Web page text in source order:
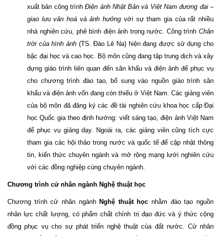
xuất bản công trìnhĐiện ảnh Nhật Bản và Việt Nam đương đại –
giao lưu văn hoá và ảnh hưởng với sự tham gia của rất nhiều
nhà nghiên cứu, phê bình điện ảnh trong nước. Công trình Chân
trời của hình ảnh (TS. Đào Lê Na) hiện đang được sử dụng cho
bậc đại học và cao học. Bộ môn cũng đang tập trung dịch và xây
dựng giáo trình liên quan đến sân khấu và điện ảnh để phục vụ
cho chương trình đào tạo, bổ sung vào nguồn giáo trình sân
khấu và điện ảnh vốn đang còn thiếu ở Việt Nam. Các giảng viên
của bộ môn đã đăng ký các đề tài nghiên cứu khoa học cấp Đại
học Quốc gia theo định hướng: viết sáng tạo, điện ảnh Việt Nam
để phục vụ giảng dạy. Ngoài ra, các giảng viên cũng tích cực
tham gia các hội thảo trong nước và quốc tế để cập nhật thông
tin, kiến thức chuyên ngành và mở rộng mạng lưới nghiên cứu
với các đồng nghiệp cùng chuyên ngành.
Chương trình cử nhân ngành Nghệ thuật học
Chương trình cử nhân ngành Nghệ thuật học nhằm đào tạo nguồn
nhân lực chất lượng, có phẩm chất chính trị đạo đức và ý thức cộng
đồng phục vụ cho sự phát triển nghệ thuật của đất nước. Cử nhân